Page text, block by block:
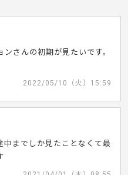
さんの初期が見たいです。
2022/05/10（火）15:59
中までしか見たことなくて最